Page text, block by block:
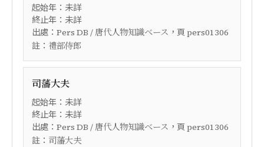
起始年：未詳
終止年：未詳
出處： Pers DB / 唐代人物知識ベース ，頁 pers01306
註： 禮部侍郎
司藩大夫
起始年：未詳
終止年：未詳
出處： Pers DB / 唐代人物知識ベース ，頁 pers01306
註： 司藩大夫